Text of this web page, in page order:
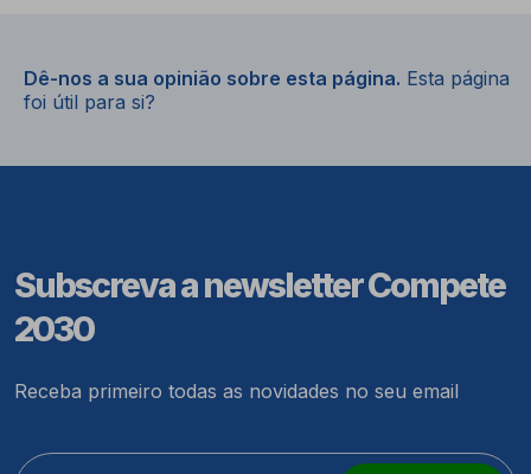
Dê-nos a sua opinião sobre esta página. Esta página
foi útil para si?
Subscreva a newsletter Compete
2030
Receba primeiro todas as novidades no seu email